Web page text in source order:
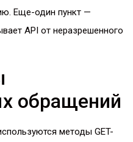
Еще-один пункт —
API от неразрешенного
обращений
методы GET-